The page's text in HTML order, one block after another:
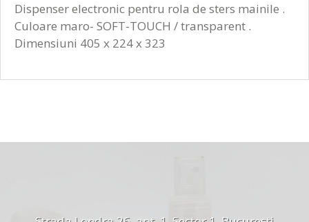
Dispenser electronic pentru rola de sters mainile .
Culoare maro- SOFT-TOUCH / transparent .
Dimensiuni 405 x 224 x 323